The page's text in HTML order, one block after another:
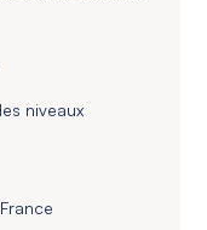
niveaux